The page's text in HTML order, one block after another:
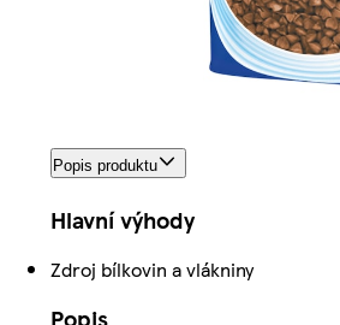
Popis produktu
Hlavní výhody
Zdroj bílkovin a vlákniny
Popis